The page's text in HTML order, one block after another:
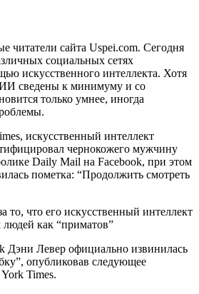
читатели сайта Uspei.com. Сегодня
социальных сетях
искусственного интеллекта. Хотя
ИИ сведены к минимуму и со
только умнее, иногда
искусственный интеллект
чернокожего мужчину
Daily Mail на Facebook, при этом
пометка: “Продолжить смотреть
Дэни Левер официально извинилась
опубликовав следующее
York Times.